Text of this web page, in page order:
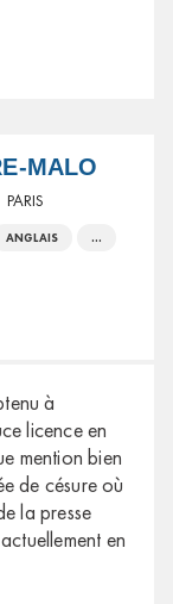
MALO
PARIS
ANGLAIS ...
à
licence en
mention bien
de césure où
la presse
en